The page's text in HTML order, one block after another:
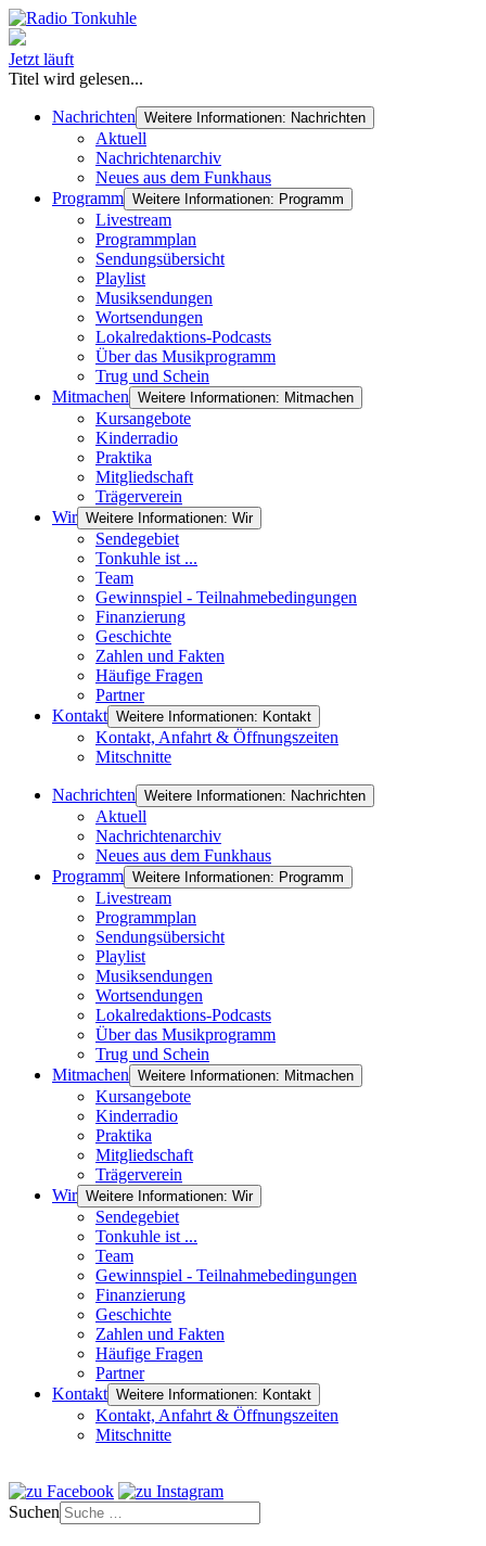
Jetzt läuft
Titel wird gelesen...
Nachrichten Weitere Informationen: Nachrichten
Aktuell
Nachrichtenarchiv
Neues aus dem Funkhaus
Programm Weitere Informationen: Programm
Livestream
Programmplan
Sendungsübersicht
Playlist
Musiksendungen
Wortsendungen
Lokalredaktions-Podcasts
Über das Musikprogramm
Trug und Schein
Mitmachen Weitere Informationen: Mitmachen
Kursangebote
Kinderradio
Praktika
Mitgliedschaft
Trägerverein
Wir Weitere Informationen: Wir
Sendegebiet
Tonkuhle ist ...
Team
Gewinnspiel - Teilnahmebedingungen
Finanzierung
Geschichte
Zahlen und Fakten
Häufige Fragen
Partner
Kontakt Weitere Informationen: Kontakt
Kontakt, Anfahrt & Öffnungszeiten
Mitschnitte
Nachrichten Weitere Informationen: Nachrichten
Aktuell
Nachrichtenarchiv
Neues aus dem Funkhaus
Programm Weitere Informationen: Programm
Livestream
Programmplan
Sendungsübersicht
Playlist
Musiksendungen
Wortsendungen
Lokalredaktions-Podcasts
Über das Musikprogramm
Trug und Schein
Mitmachen Weitere Informationen: Mitmachen
Kursangebote
Kinderradio
Praktika
Mitgliedschaft
Trägerverein
Wir Weitere Informationen: Wir
Sendegebiet
Tonkuhle ist ...
Team
Gewinnspiel - Teilnahmebedingungen
Finanzierung
Geschichte
Zahlen und Fakten
Häufige Fragen
Partner
Kontakt Weitere Informationen: Kontakt
Kontakt, Anfahrt & Öffnungszeiten
Mitschnitte
Suchen